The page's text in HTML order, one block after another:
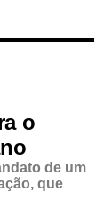
o
de um
que